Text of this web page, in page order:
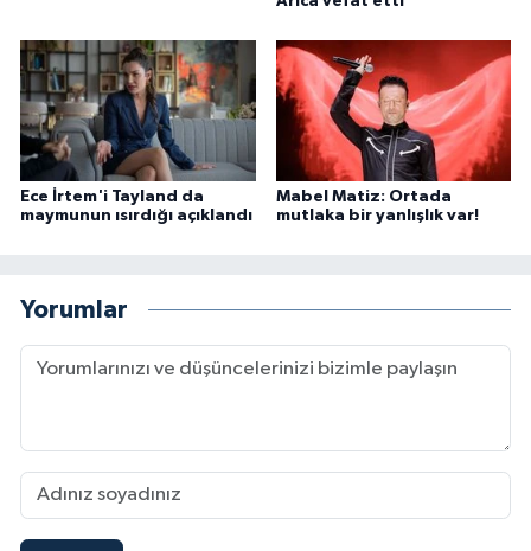
Ece İrtem'i Tayland da
maymunun ısırdığı açıklandı
Mabel Matiz: Ortada
mutlaka bir yanlışlık var!
Yorumlar